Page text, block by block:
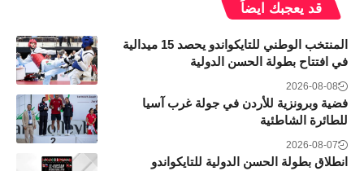
قد يعجبك ايضاً
المنتخب الوطني للتايكواندو يحصد 15 ميدالية
في افتتاح بطولة الحسن الدولية
2026-08-08
فضية وبرونزية للأردن في جولة غرب آسيا
للطائرة الشاطئية
2026-08-07
انطلاق بطولة الحسن الدولية للتايكواندو